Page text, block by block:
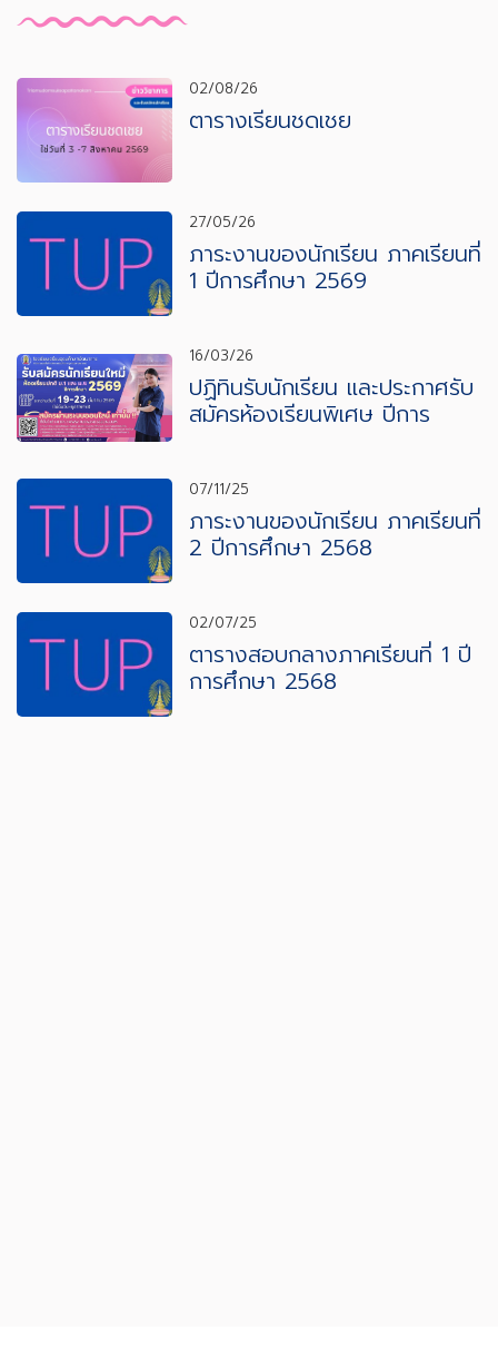
02/08/26
ตารางเรียนชดเชย
27/05/26
ภาระงานของนักเรียน ภาคเรียนที่
1 ปีการศึกษา 2569
16/03/26
ปฏิทินรับนักเรียน และประกาศรับ
สมัครห้องเรียนพิเศษ ปีการ
07/11/25
ภาระงานของนักเรียน ภาคเรียนที่
2 ปีการศึกษา 2568
02/07/25
ตารางสอบกลางภาคเรียนที่ 1 ปี
การศึกษา 2568